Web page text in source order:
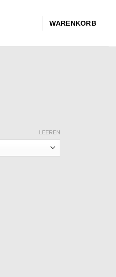
WARENKORB
LEEREN